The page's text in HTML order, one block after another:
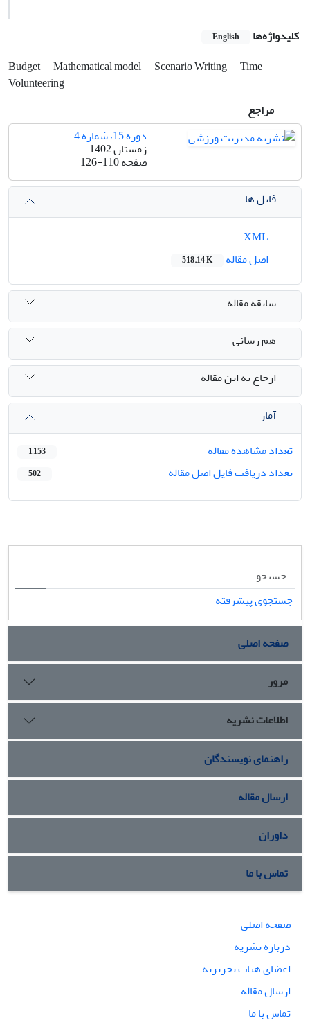
کلیدواژه‌ها English
Budget Mathematical model Scenario Writing
Time
Volunteering
مراجع
دوره 15، شماره 4
زمستان 1402
صفحه126-110
فایل ها
اصل مقاله
518.14 K
سابقه مقاله
هم رسانی
ارجاع به این مقاله
آمار
تعداد مشاهده مقاله
1,153
تعداد دریافت فایل اصل مقاله 502
جستجوی پیشرفته
صفحه اصلی
مرور
اطلاعات نشریه
راهنمای نویسندگان
ارسال مقاله
داوران
تماس با ما
صفحه اصلی
درباره نشریه
اعضای هیات تحریریه
ارسال مقاله
تماس با ما